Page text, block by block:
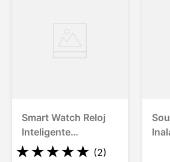
Smart Watch Reloj
Inteligente
Multifunción 1 Und.
★★★★★ (2)